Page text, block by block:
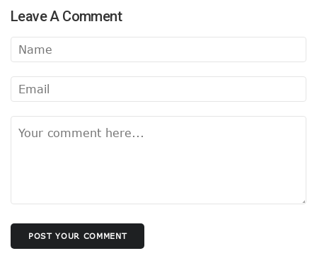
Leave A Comment
POST YOUR COMMENT